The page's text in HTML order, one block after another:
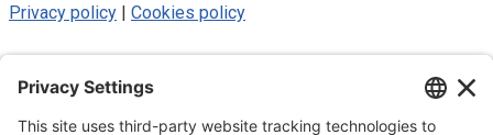
Privacy policy | Cookies policy